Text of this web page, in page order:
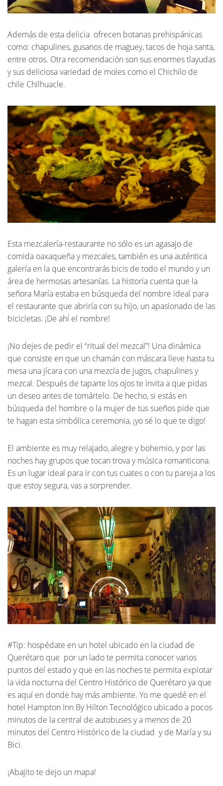
Además de esta delicia ofrecen botanas prehispánicas
como: chapulines, gusanos de maguey, tacos de hoja santa,
entre otros. Otra recomendación son sus enormes tlayudas
y sus deliciosa variedad de moles como el Chichilo de
chile Chilhuacle.
Esta mezcalería-restaurante no sólo es un agasajo de
comida oaxaqueña y mezcales, también es una auténtica
galería en la que encontrarás bicis de todo el mundo y un
área de hermosas artesanías. La historia cuenta que la
señora María estaba en búsqueda del nombre ideal para
el restaurante que abriría con su hijo, un apasionado de las
bicicletas. ¡De ahí el nombre!
¡No dejes de pedir el “ritual del mezcal”! Una dinámica
que consiste en que un chamán con máscara lleve hasta tu
mesa una jícara con una mezcla de jugos, chapulines y
mezcal. Después de taparte los ojos te invita a que pidas
un deseo antes de tomártelo. De hecho, si estás en
búsqueda del hombre o la mujer de tus sueños pide que
te hagan esta simbólica ceremonia, ¡yo sé lo que te digo!
El ambiente es muy relajado, alegre y bohemio, y por las
noches hay grupos que tocan trova y música romanticona.
Es un lugar ideal para ir con tus cuates o con tu pareja a los
que estoy segura, vas a sorprender.
#Tip: hospédate en un hotel ubicado en la ciudad de
Querétaro que por un lado te permita conocer varios
puntos del estado y que en las noches te permita explotar
la vida nocturna del Centro Histórico de Querétaro ya que
es aquí en donde hay más ambiente. Yo me quedé en el
hotel Hampton Inn By Hilton Tecnológico ubicado a pocos
minutos de la central de autobuses y a menos de 20
minutos del Centro Histórico de la ciudad y de María y su
Bici.
¡Abajito te dejo un mapa!